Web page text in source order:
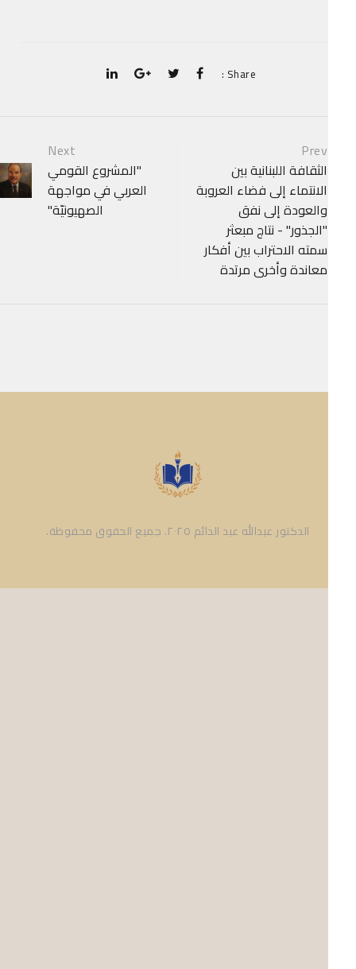
Share :
الثقافة اللبنانية بين
الانتماء إلى فضاء العروبة
والعودة إلى نفق
"الجذور" - نتاج مبعثر
سمته الاحتراب بين أفكار
معاندة وأخرى مرتدة
"المشروع القومي
العربي في مواجهة
الصهيونيّة"
الدكتور عبدالله عبد الدائم ٢٠٢٥. جميع الحقوق محفوظة.